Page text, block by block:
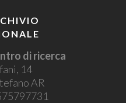
di ricerca
14
AR